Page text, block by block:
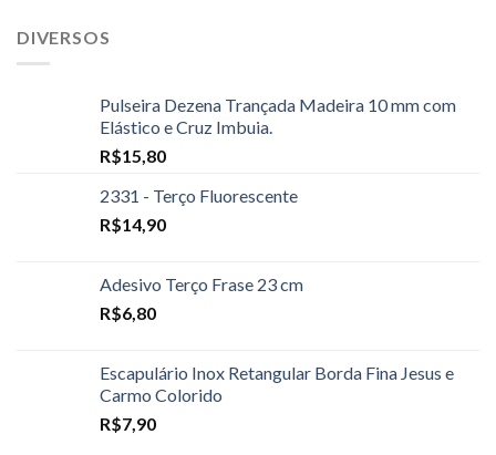
DIVERSOS
Pulseira Dezena Trançada Madeira 10 mm com
Elástico e Cruz Imbuia.
R$15,80
2331 - Terço Fluorescente
R$14,90
Adesivo Terço Frase 23 cm
R$6,80
Escapulário Inox Retangular Borda Fina Jesus e
Carmo Colorido
R$7,90